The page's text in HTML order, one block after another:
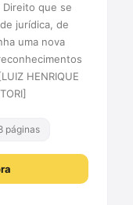
Direito que se
jurídica, de
uma nova
HENRIQUE
páginas